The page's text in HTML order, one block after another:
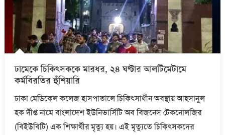
ঢামেকে চিকিৎসককে মারধর, ২৪ ঘণ্টার আলটিমেটামে
কর্মবিরতির হুঁশিয়ারি
ঢাকা মেডিকেল কলেজ হাসপাতালে চিকিৎসাধীন অবস্থায় আহসানুল
হক দীপ্ত নামে বাংলাদেশ ইউনিভার্সিটি অব বিজনেস টেকনোলজির
(বিইউবিটি) এক শিক্ষার্থীর মৃত্যু হয়। এই মৃত্যুতে চিকিৎসকদের